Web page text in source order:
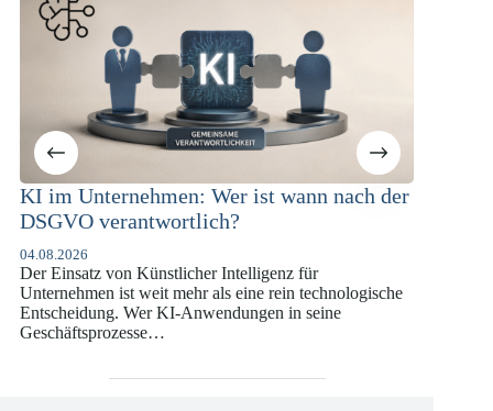
KI im Unternehmen: Wer ist wann nach der
DSGVO verantwortlich?
04.08.2026
Der Einsatz von Künstlicher Intelligenz für
Unternehmen ist weit mehr als eine rein technologische
Entscheidung. Wer KI-Anwendungen in seine
Geschäftsprozesse…